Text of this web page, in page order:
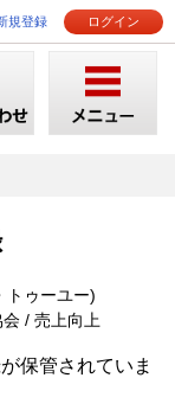
規登録 ログイン
トゥーユー)
/ 売上向上
保管されていま